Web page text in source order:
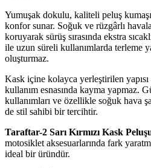
Yumuşak dokulu, kaliteli peluş
konfor sunar. Soğuk ve rüzgârlı
koruyarak sürüş sırasında ekstra
ile uzun süreli kullanımlarda terleme
oluşturmaz.
Kask içine kolayca yerleştirilen
kullanım esnasında kayma yapmaz.
kullanımları ve özellikle soğuk hava
de stil sahibi bir tercihtir.
Taraftar-2 Sarı Kırmızı Kask
motosiklet aksesuarlarında fark
ideal bir üründür.